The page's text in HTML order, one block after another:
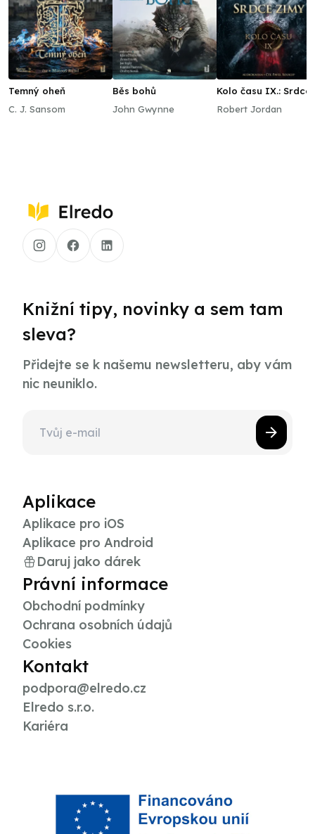
Temný oheň
C. J. Sansom
Běs bohů
John Gwynne
Kolo času IX.: Srdce
Robert Jordan
Knižní tipy, novinky a sem tam
sleva?
Přidejte se k našemu newsletteru, aby vám
nic neuniklo.
Aplikace
Aplikace pro iOS
Aplikace pro Android
Daruj jako dárek
Právní informace
Obchodní podmínky
Ochrana osobních údajů
Cookies
Kontakt
podpora@elredo.cz
Elredo s.r.o.
Kariéra